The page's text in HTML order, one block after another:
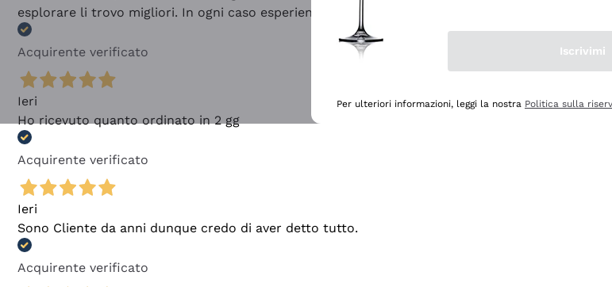
esplorare li trovo migliori. In ogni caso esperienza buona e lo consiglio! 👍
Acquirente verificato
Ieri
Ho ricevuto quanto ordinato in 2 gg
Acquirente verificato
Ieri
Sono Cliente da anni dunque credo di aver detto tutto.
Acquirente verificato
Iscrivimi
Per ulteriori informazioni, leggi la nostra Politica sulla